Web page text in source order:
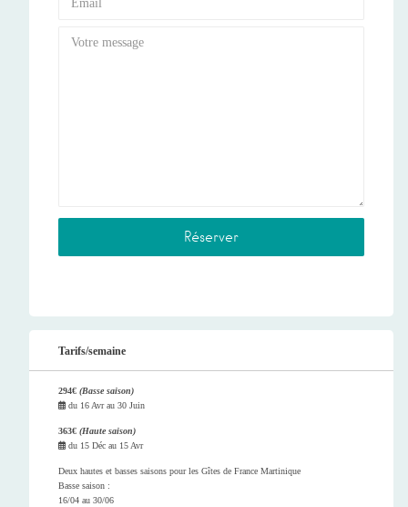
Tarifs/semaine
294€ (Basse saison)
du 16 Avrau 30 Juin
363€ (Haute saison)
du 15 Déc au 15 Avr
Deux hautes et basses saisons pour les Gîtes de France Martinique
Basse saison :
16/04 au 30/06